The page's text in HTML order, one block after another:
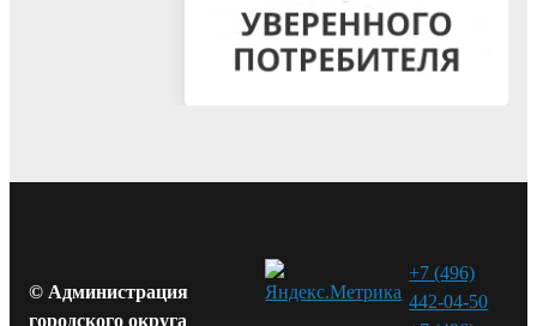
© Администрация
городского округа
+7 (496)
442-04-50